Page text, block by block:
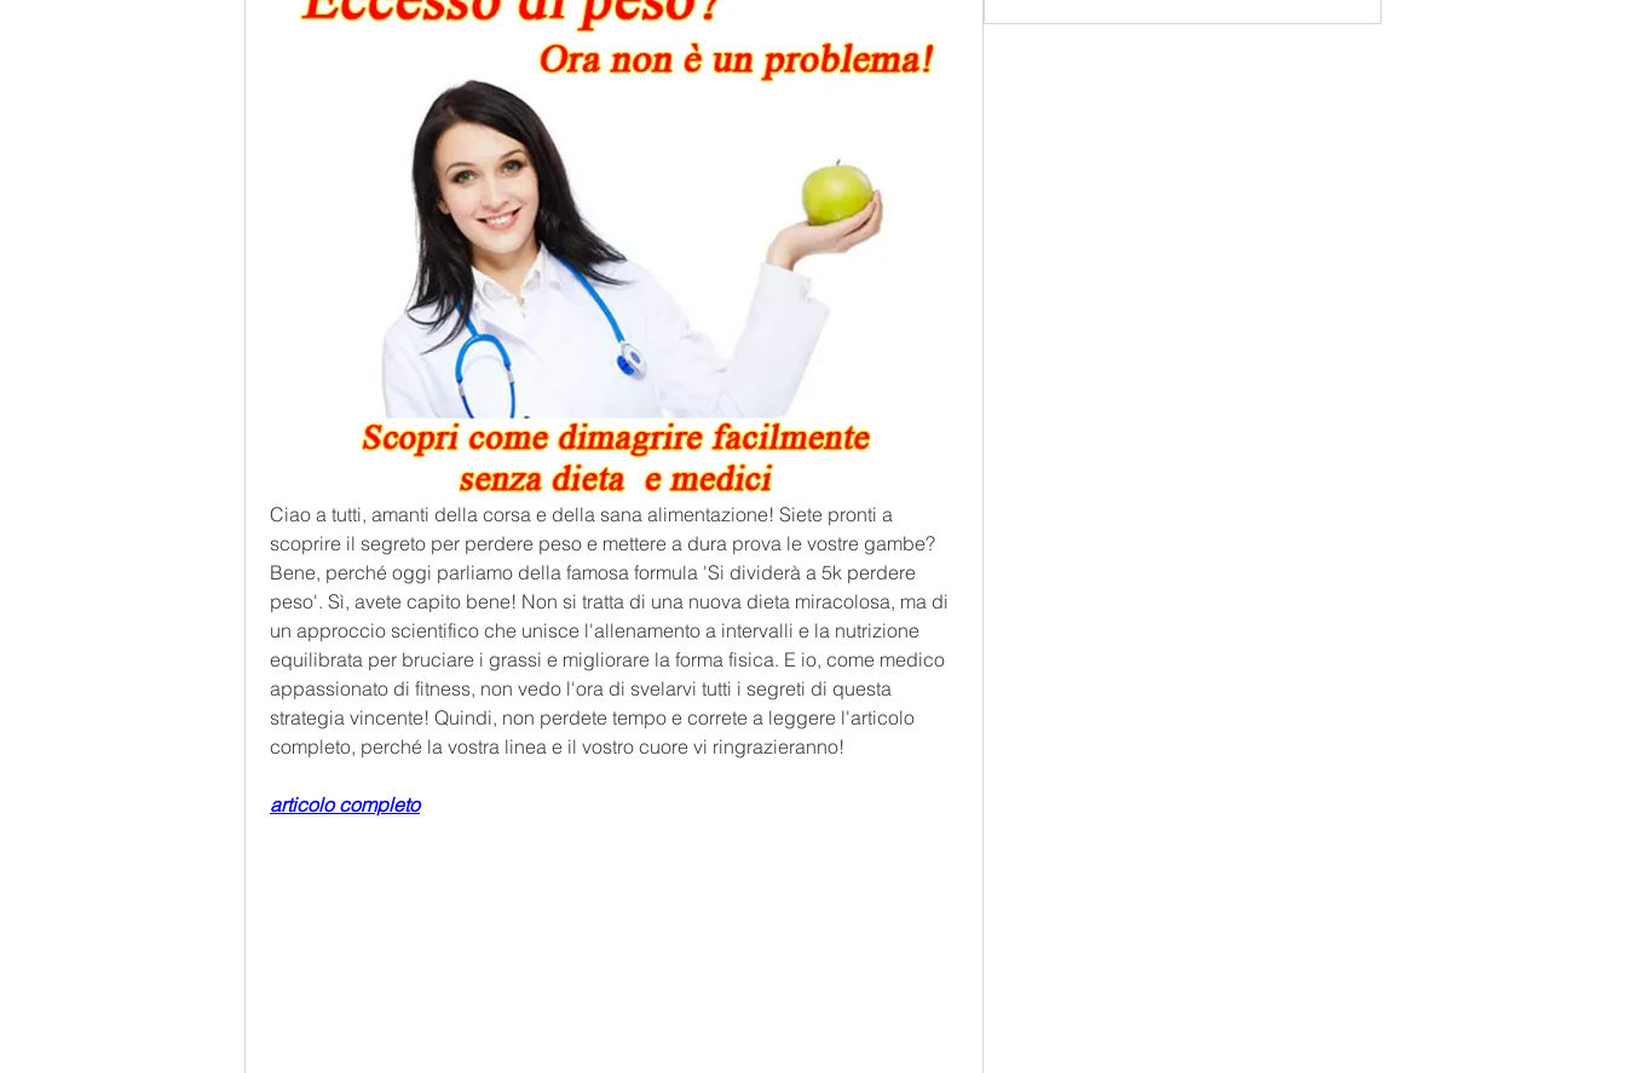
Ciao a tutti, amanti della corsa e della sana alimentazione! Siete pronti a
scoprire il segreto per perdere peso e mettere a dura prova le vostre gambe?
Bene, perché oggi parliamo della famosa formula 'Si dividerà a 5k perdere
peso'. Sì, avete capito bene! Non si tratta di una nuova dieta miracolosa, ma di
un approccio scientifico che unisce l'allenamento a intervalli e la nutrizione
equilibrata per bruciare i grassi e migliorare la forma fisica. E io, come medico
appassionato di fitness, non vedo l'ora di svelarvi tutti i segreti di questa
strategia vincente! Quindi, non perdete tempo e correte a leggere l'articolo
completo, perché la vostra linea e il vostro cuore vi ringrazieranno!
articolo completo